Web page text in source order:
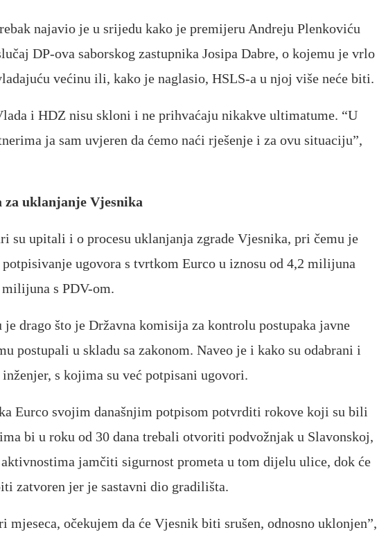
najavio je u srijedu kako je premijeru Andreju Plenkoviću
DP-ova saborskog zastupnika Josipa Dabre, o kojemu je vrlo
većinu ili, kako je naglasio, HSLS-a u njoj više neće biti.
i HDZ nisu skloni i ne prihvaćaju nikakve ultimatume. “U
ja sam uvjeren da ćemo naći rješenje i za ovu situaciju”,
za uklanjanje Vjesnika
su upitali i o procesu uklanjanja zgrade Vjesnika, pri čemu je
ugovora s tvrtkom Eurco u iznosu od 4,2 milijuna
milijuna s PDV-om.
drago što je Državna komisija za kontrolu postupaka javne
postupali u skladu sa zakonom. Naveo je i kako su odabrani i
s kojima su već potpisani ugovori.
Eurco svojim današnjim potpisom potvrditi rokove koji su bili
bi u roku od 30 dana trebali otvoriti podvožnjak u Slavonskoj,
jamčiti sigurnost prometa u tom dijelu ulice, dok će
zatvoren jer je sastavni dio gradilišta.
mjeseca, očekujem da će Vjesnik biti srušen, odnosno uklonjen”,